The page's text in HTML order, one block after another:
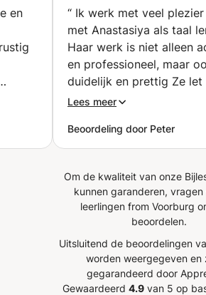
en
om
Haag)
“ Ik werk met veel plezier
met Anastasiya als taal
Haar werk is niet alleen
en professioneel, maar
duidelijk en prettig Ze let op
details, houdt rekening
juiste toon te treffen in
vertaling. Daarnaast is de
uitstekend: ze reageert
denkt actief mee en is
tijd. Anastasiya
klantgerichte houding,
samenwerken met haar
en betrouwbaar is.
Lees meer
Beoordeling door Peter
Om de kwaliteit van onze
kunnen garanderen, vragen
leerlingen from Voorburg
beoordelen.
Uitsluitend de beoordelingen
worden weergegeven en
gegarandeerd door
Gewaardeerd 4.9 van 5 op